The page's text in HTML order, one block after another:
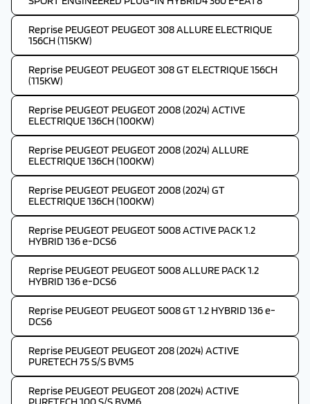
Reprise PEUGEOT PEUGEOT 308 ALLURE ELECTRIQUE
156CH (115KW)
Reprise PEUGEOT PEUGEOT 308 GT ELECTRIQUE 156CH
(115KW)
Reprise PEUGEOT PEUGEOT 2008 (2024) ACTIVE
ELECTRIQUE 136CH (100KW)
Reprise PEUGEOT PEUGEOT 2008 (2024) ALLURE
ELECTRIQUE 136CH (100KW)
Reprise PEUGEOT PEUGEOT 2008 (2024) GT
ELECTRIQUE 136CH (100KW)
Reprise PEUGEOT PEUGEOT 5008 ACTIVE PACK 1.2
HYBRID 136 e-DCS6
Reprise PEUGEOT PEUGEOT 5008 ALLURE PACK 1.2
HYBRID 136 e-DCS6
Reprise PEUGEOT PEUGEOT 5008 GT 1.2 HYBRID 136 e-
DCS6
Reprise PEUGEOT PEUGEOT 208 (2024) ACTIVE
PURETECH 75 S/S BVM5
Reprise PEUGEOT PEUGEOT 208 (2024) ACTIVE